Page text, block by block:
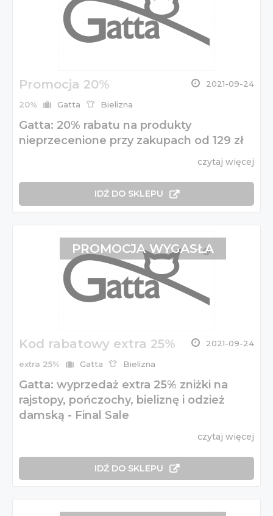
Promocja 20% 2021-09-24
20% Gatta Bielizna
Gatta: 20% rabatu na produkty
nieprzecenione przy zakupach od 129 zł
czytaj więcej
IDŹ DO SKLEPU
Kod rabatowy extra 25% 2021-09-24
extra 25% Gatta Bielizna
Gatta: wyprzedaż extra 25% zniżki na
rajstopy, pończochy, bieliznę i odzież
damską - Final Sale
czytaj więcej
IDŹ DO SKLEPU
PROMOCJA WYGASŁA